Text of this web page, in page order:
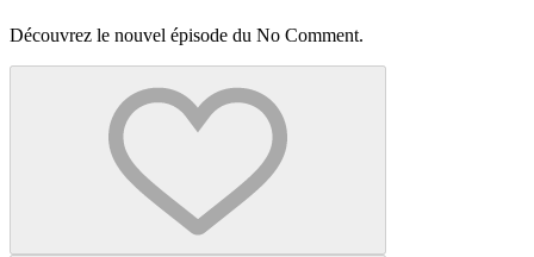
Découvrez le nouvel épisode du No Comment.